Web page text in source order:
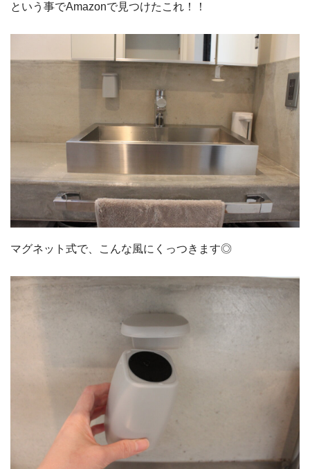
という事でAmazonで見つけたこれ！！
マグネット式で、こんな風にくっつきます◎